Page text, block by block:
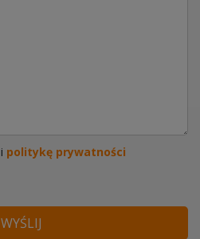
i politykę prywatności
WYŚLIJ